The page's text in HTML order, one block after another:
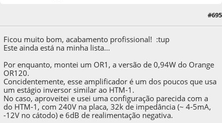
#695
Ficou muito bom, acabamento profissional! :tup
Este ainda está na minha lista...
Por enquanto, montei um OR1, a versão de 0,94W do Orange
OR120.
Concidentemente, esse amplificador é um dos poucos que usa
um estágio inversor similar ao HTM-1.
No caso, aproveitei e usei uma configuração parecida com a
do HTM-1, com 240V na placa, 32k de impedância (~ 4-5mA,
-12V no cátodo) e 6dB de realimentação negativa.